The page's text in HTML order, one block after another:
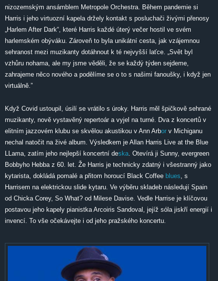
nizozemským ansámblem Metropole Orchestra. Během pandemie si
Harris i jeho virtuozní kapela držely kontakt s posluchači živými přenosy
„Harlem After Dark“, které Harris každé úterý večer hostil ve svém
harlemském obýváku. Zároveň to byla unikátní cesta, jak vzájemnou
sehranost mezi muzikanty dotáhnout k té nejvyšší laťce. „Svět byl
vzhůru nohama, ale my jsme věděli, že se každý týden sejdeme,
zahrajeme něco nového a podělíme se o to s našimi fanoušky, i když jen
virtuálně.”
Když Covid ustoupil, úsilí se vrátilo s úroky. Harris měl špičkově sehrané
muzikanty, nově vystavěný repertoár a vyjel na turné. Dva z koncertů v
elitním jazzovém klubu se skvělou akustikou v Ann Arbor v Michiganu
nechal natočit na živé album. Výsledkem je Allan Harris Live at the Blue
LLama, zatím jeho nejlepší koncertní deska . Otevírá ji Sunny, evergreen
Bobbyho Hebba z 60. let. Že Harris je technicky zdatný i všestranný jako
kytarista, dokládá pomalé a přitom horoucí Black Coffee blues , s
Harrisem na elektrickou slide kytaru. Ve výběru skladeb následují Spain
od Chicka Corey, So What? od Milese Davise. Vedle Harrise je klíčovou
postavou jeho kapely pianistka Arcoiris Sandoval, jejíž sóla jiskří energií i
invencí. To vše očekávejte i od jeho pražského koncertu.